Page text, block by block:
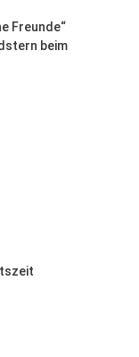
Freunde“
beim